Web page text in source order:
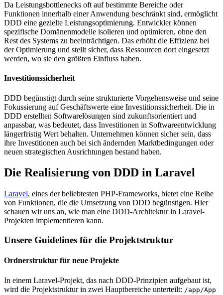
Da Leistungsbottlenecks oft auf bestimmte Bereiche oder
Funktionen innerhalb einer Anwendung beschränkt sind, ermöglicht
DDD eine gezielte Leistungsoptimierung. Entwickler können
spezifische Domänenmodelle isolieren und optimieren, ohne den
Rest des Systems zu beeinträchtigen. Das erhöht die Effizienz bei
der Optimierung und stellt sicher, dass Ressourcen dort eingesetzt
werden, wo sie den größten Einfluss haben.
Investitionssicherheit
DDD begünstigt durch seine strukturierte Vorgehensweise und seine
Fokussierung auf Geschäftswerte eine Investitionssicherheit. Die in
DDD erstellten Softwarelösungen sind zukunftsorientiert und
anpassbar, was bedeutet, dass Investitionen in Softwareentwicklung
längerfristig Wert behalten. Unternehmen können sicher sein, dass
ihre Investitionen auch bei sich ändernden Marktbedingungen oder
neuen strategischen Ausrichtungen bestand haben.
Die Realisierung von DDD in Laravel
Laravel, eines der beliebtesten PHP-Frameworks, bietet eine Reihe
von Funktionen, die die Umsetzung von DDD begünstigen. Hier
schauen wir uns an, wie man eine DDD-Architektur in Laravel-
Projekten implementieren kann.
Unsere Guidelines für die Projektstruktur
Ordnerstruktur für neue Projekte
In einem Laravel-Projekt, das nach DDD-Prinzipien aufgebaut ist,
wird die Projektstruktur in zwei Hauptbereiche unterteilt: /app/App